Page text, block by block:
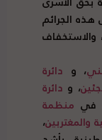
الجرائم
والاستخفاف
، و دائرة
، و دائرة
في منظمة
والمغتربين،